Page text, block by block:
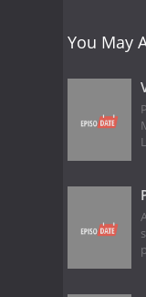
You May